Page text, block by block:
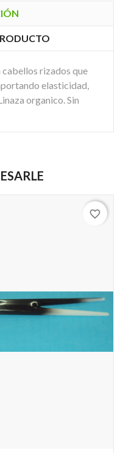
rizados que
elasticidad,
organico. Sin
favorite_border